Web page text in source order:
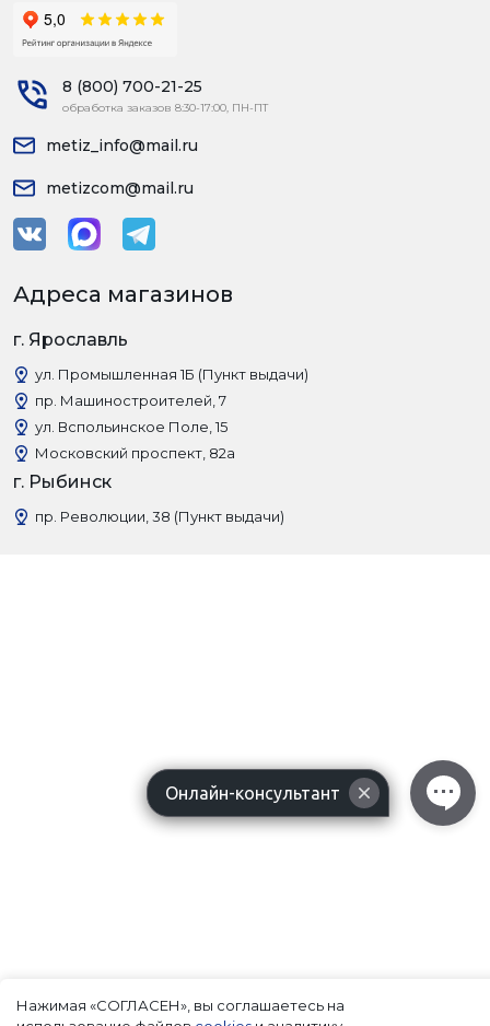
8 (800) 700-21-25
обработка заказов 8:30-17:00, ПН-ПТ
metiz_info@mail.ru
metizcom@mail.ru
Адреса магазинов
г. Ярославль
ул. Промышленная 1Б (Пункт выдачи)
пр. Машиностроителей, 7
ул. Вспольинское Поле, 15
Московский проспект, 82а
г. Рыбинск
пр. Революции, 38 (Пункт выдачи)
Нажимая «СОГЛАСЕН», вы соглашаетесь на
Онлайн-консультант